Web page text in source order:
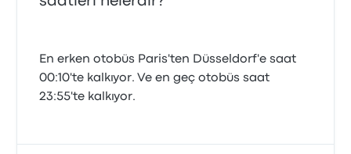
En erken otobüs Paris'ten Düsseldorf'e saat
00:10'te kalkıyor. Ve en geç otobüs saat
23:55'te kalkıyor.